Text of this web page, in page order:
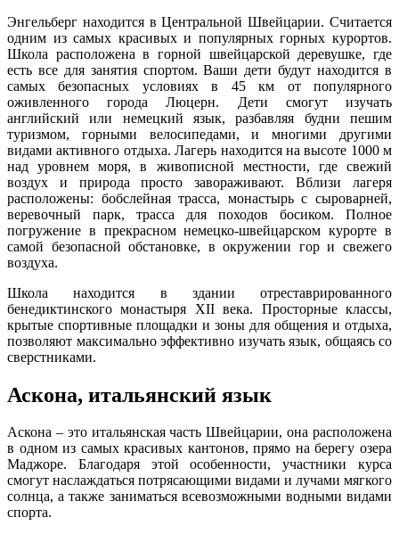
Энгельберг находится в Центральной Швейцарии. Считается
одним из самых красивых и популярных горных курортов.
Школа расположена в горной швейцарской деревушке, где
есть все для занятия спортом. Ваши дети будут находится в
самых безопасных условиях в 45 км от популярного
оживленного города Люцерн. Дети смогут изучать
английский или немецкий язык, разбавляя будни пешим
туризмом, горными велосипедами, и многими другими
видами активного отдыха. Лагерь находится на высоте 1000 м
над уровнем моря, в живописной местности, где свежий
воздух и природа просто завораживают. Вблизи лагеря
расположены: бобслейная трасса, монастырь с сыроварней,
веревочный парк, трасса для походов босиком. Полное
погружение в прекрасном немецко-швейцарском курорте в
самой безопасной обстановке, в окружении гор и свежего
воздуха.
Школа находится в здании отреставрированного
бенедиктинского монастыря XII века. Просторные классы,
крытые спортивные площадки и зоны для общения и отдыха,
позволяют максимально эффективно изучать язык, общаясь со
сверстниками.
Аскона, итальянский язык
Аскона – это итальянская часть Швейцарии, она расположена
в одном из самых красивых кантонов, прямо на берегу озера
Маджоре. Благодаря этой особенности, участники курса
смогут наслаждаться потрясающими видами и лучами мягкого
солнца, а также заниматься всевозможными водными видами
спорта.